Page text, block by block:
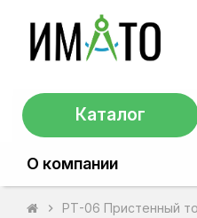
Каталог
О компании
chevron_right РТ-06 Пристенный